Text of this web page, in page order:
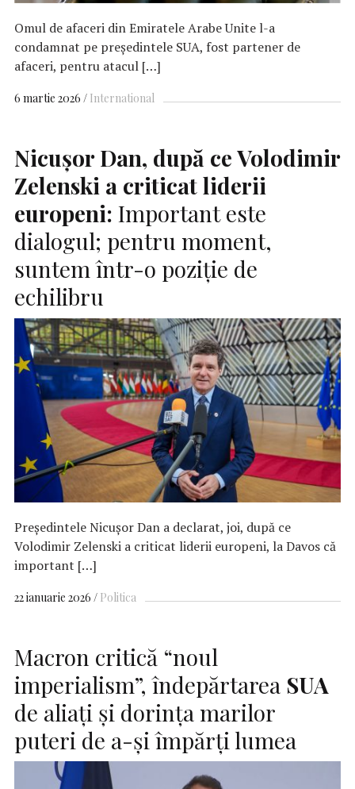
Omul de afaceri din Emiratele Arabe Unite l-a
condamnat pe președintele SUA, fost partener de
afaceri, pentru atacul […]
6 martie 2026 International
Nicuşor Dan, după ce Volodimir
Zelenski a criticat liderii
europeni: Important este
dialogul; pentru moment,
suntem într-o poziţie de
echilibru
Preşedintele Nicuşor Dan a declarat, joi, după ce
Volodimir Zelenski a criticat liderii europeni, la Davos că
important […]
22 ianuarie 2026 Politica
Macron critică “noul
imperialism”, îndepărtarea SUA
de aliaţi şi dorinţa marilor
puteri de a-şi împărţi lumea